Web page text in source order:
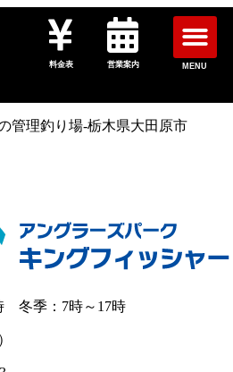
料金表 営業案内 MENU
管理釣り場-栃木県大田原市
冬季：7時～17時